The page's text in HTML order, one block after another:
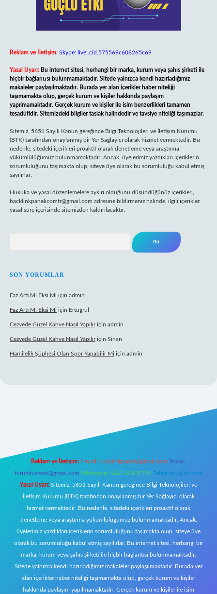
Reklam ve İletişim: Skype: live:.cid.575569c608265c69
Yasal Uyarı: Bu internet sitesi, herhangi bir marka, kurum veya şahıs şirketi ile
hiçbir bağlantısı bulunmamaktadır. Sitede yalnızca kendi hazırladığımız
makaleler paylaşılmaktadır. Burada yer alan içerikler haber niteliği
taşımamakta olup, gerçek kurum ve kişiler hakkında paylaşım
yapılmamaktadır. Gerçek kurum ve kişiler ile isim benzerlikleri tamamen
tesadüfidir. Sitemizdeki bilgiler taslak halindedir ve tavsiye niteliği taşımazlar.
Sitemiz, 5651 Sayılı Kanun gereğince Bilgi Teknolojileri ve İletişim Kurumu
(BTK) tarafından onaylanmış bir Yer Sağlayıcı olarak hizmet vermektedir. Bu
nedenle, sitedeki içerikleri proaktif olarak denetleme veya araştırma
yükümlülüğümüz bulunmamaktadır. Ancak, üyelerimiz yazdıkları içeriklerin
sorumluluğunu taşımakta olup, siteye üye olarak bu sorumluluğu kabul etmiş
sayılırlar.
Hukuka ve yasal düzenlemelere aykırı olduğunu düşündüğünüz içerikleri,
backlinkpanelicomtr@gmail.com adresine bildirmeniz halinde, ilgili içerikler
yasal süre içerisinde sitemizden kaldırılacaktır.
SON YORUMLAR
Faz Artı Mı Eksi Mi için admin
Faz Artı Mı Eksi Mi için Ertuğrul
Cezvede Güzel Kahve Nasıl Yapılıriçin admin
Cezvede Güzel Kahve Nasıl Yapılıriçin Sinan
Hamilelik Şüphesi Olan Spor Yapabilir Mi için admin
betexper.xyz
Reklam ve İletişim: E-mail: backlinkpaneli@gmail.com Teams:
forumhizmeti@gmail.com Whatsapp: 0262 606 0 726 Telegram: @karabul
Yasal Uyarı: Sitemiz, 5651 Sayılı Kanun gereğince Bilgi Teknolojileri ve
İletişim Kurumu (BTK) tarafından onaylanmış bir Yer Sağlayıcı olarak
hizmet vermektedir. Bu nedenle, sitedeki içerikleri proaktif olarak
denetleme veya araştırma yükümlülüğümüz bulunmamaktadır. Ancak,
üyelerimiz yazdıkları içeriklerin sorumluluğunu taşımakta olup, siteye üye
olarak bu sorumluluğu kabul etmiş sayılırlar. Bu internet sitesi, herhangi bir
marka, kurum veya şahıs şirketi ile hiçbir bağlantısı bulunmamaktadır.
Sitede yalnızca kendi hazırladığımız makaleler paylaşılmaktadır. Burada yer
alan içerikler haber niteliği taşımamakta olup, gerçek kurum ve kişiler
hakkında paylaşım yapılmamaktadır. Gerçek kurum ve kişiler ile isim